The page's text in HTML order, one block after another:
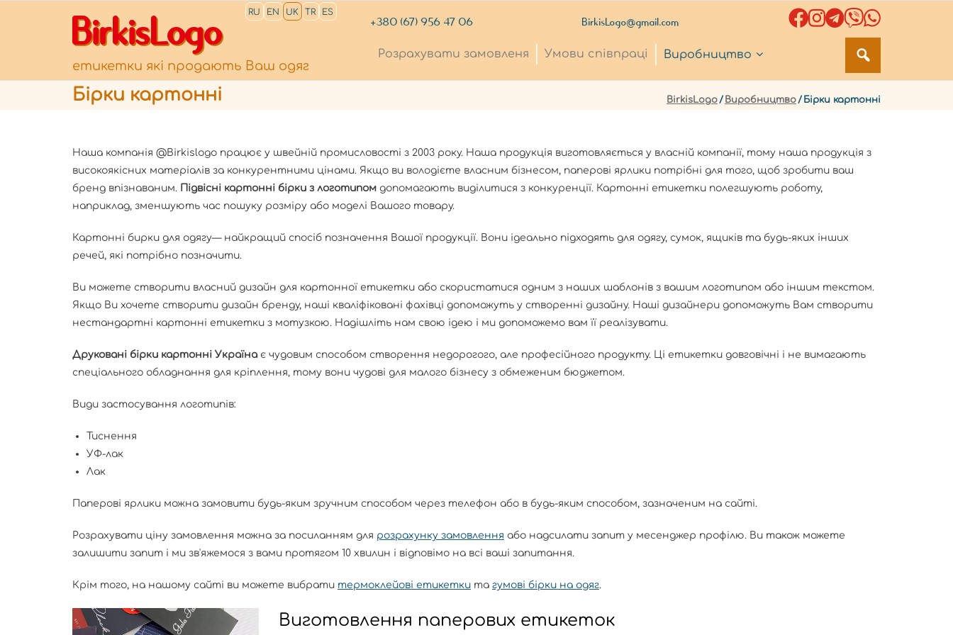
BirkisLogo
етикетки які продають Ваш одяг
RU EN UK TR ES
+380 (67) 956 47 06 BirkisLogo@gmail.com
Розрахувати замовленя Умови співпраці Виробництво
Бірки картонні BirkisLogo/ Виробництво/ Бірки картонні
Наша компанія @Birkislogo працює у швейній промисловості з 2003 року. Наша продукція виготовляється у власній компанії, тому наша продукція з
високоякісних матеріалів за конкурентними цінами. Якщо ви володієте власним бізнесом, паперові ярлики потрібні для того, щоб зробити ваш
бренд впізнаваним. Підвісні картонні бірки з логотипом допомагають виділитися з конкуренції. Картонні етикетки полегшують роботу,
наприклад, зменшують час пошуку розміру або моделі Вашого товару.
Картонні бирки для одягу— найкращий спосіб позначення Вашої продукції. Вони ідеально підходять для одягу, сумок, ящиків та будь-яких інших
речей, які потрібно позначити.
Ви можете створити власний дизайн для картонної етикетки або скористатися одним з наших шаблонів з вашим логотипом або іншим текстом.
Якщо Ви хочете створити дизайн бренду, наші кваліфіковані фахівці допоможуть у створенні дизайну. Наші дизайнери допоможуть Вам створити
нестандартні картонні етикетки з мотузкою. Надішліть нам свою ідею і ми допоможемо вам її реалізувати.
Друковані бірки картонні Українає чудовим способом створення недорогого, але професійного продукту. Ці етикетки довговічні і не вимагають
спеціального обладнання для кріплення, тому вони чудові для малого бізнесу з обмеженим бюджетом.
Види застосування логотипів:
Тиснення
УФ-лак
Лак
Паперові ярлики можна замовити будь-яким зручним способом через телефон або в будь-яким способом, зазначеним на сайті.
Розрахувати ціну замовлення можна за посиланням для розрахунку замовлення або надсилати запит у месенджер профілю. Ви також можете
залишити запит і ми зв'яжемося з вами протягом 10 хвилин і відповімо на всі ваші запитання.
Крім того, на нашому сайті ви можете вибрати термоклейові етикетки та гумові бірки на одяг.
Виготовлення паперових етикеток